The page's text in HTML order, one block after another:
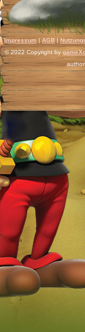
Impressum | AGB |
© 2022 Copyright by